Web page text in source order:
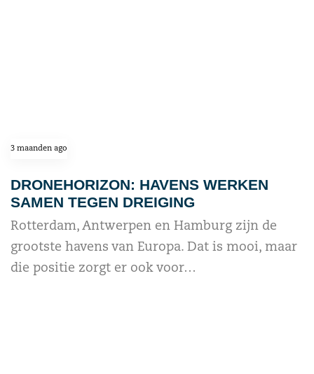
3 maanden ago
DRONEHORIZON: HAVENS WERKEN
SAMEN TEGEN DREIGING
Rotterdam, Antwerpen en Hamburg zijn de
grootste havens van Europa. Dat is mooi, maar
die positie zorgt er ook voor…